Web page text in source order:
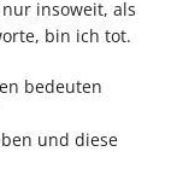
insoweit, als
bin ich tot.
bedeuten
und diese